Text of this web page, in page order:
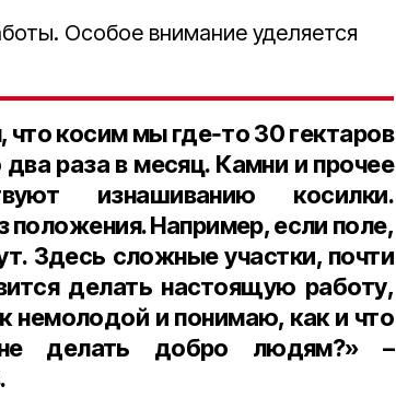
Особое внимание уделяется
что косим мы где‑то30 гектаров
два раза в месяц. Камни и прочее
изнашиванию косилки.
положения. Например, если поле,
Здесь сложные участки, почти
делать настоящую работу,
немолодой и понимаю, как и что
делать добро людям?» –